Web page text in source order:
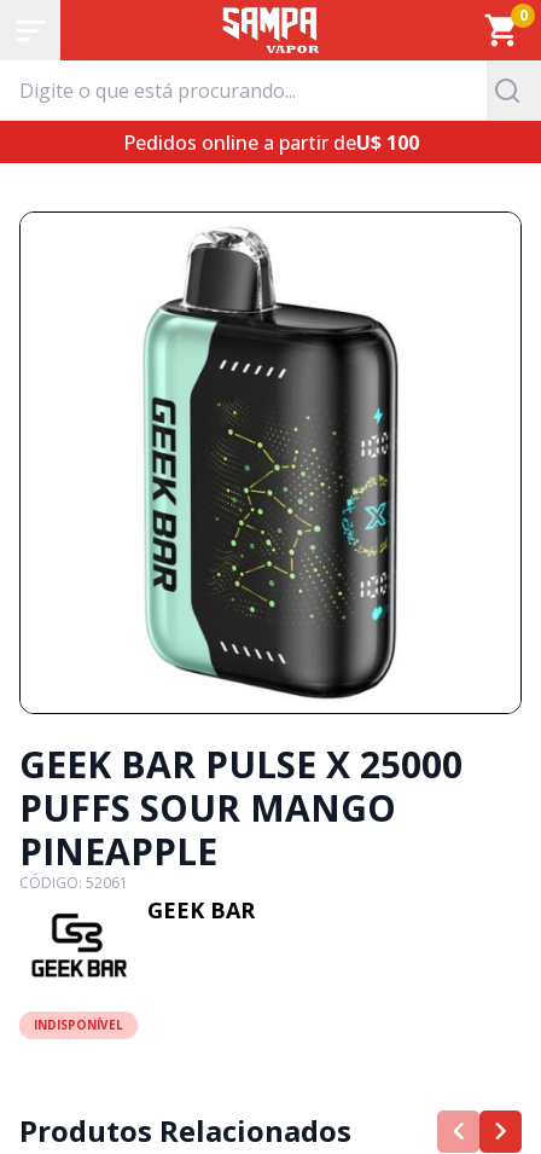
Pedidos online a partir deU$ 100
GEEK BAR PULSE X 25000
PUFFS SOUR MANGO
PINEAPPLE
CÓDIGO: 52061
GEEK BAR
INDISPONÍVEL
Produtos Relacionados
0